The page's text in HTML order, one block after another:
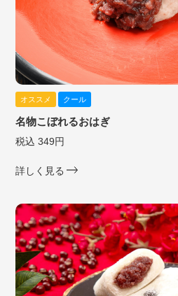
オススメ クール
名物こぼれるおはぎ
税込 349円
詳しく見る